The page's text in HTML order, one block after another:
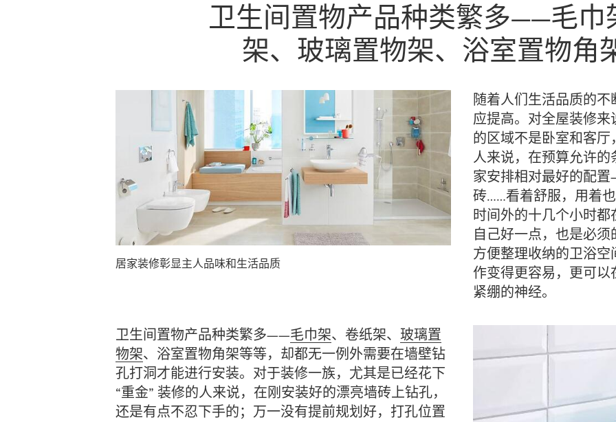
卫生间置物产品种类繁多——毛巾
架、玻璃置物架、浴室置物角
居家装修彰显主人品味和生活品质
随着人们生活品质的
应提高。对全屋装修
的区域不是卧室和客
人来说，在预算允许
家安排相对最好的配
砖……看着舒服，用着
时间外的十几个小时
自己好一点，也是必
方便整理收纳的卫浴
作变得更容易，更可
紧绷的神经。
卫生间置物产品种类繁多——毛巾架、卷纸架、 玻璃置
物架、浴室置物角架等等，却都无一例外需要在墙壁钻
孔打洞才能进行安装。对于装修一族，尤其是已经花下
“重金” 装修的人来说，在刚安装好的漂亮墙砖上钻孔，
还是有点不忍下手的；万一没有提前规划好，打孔位置